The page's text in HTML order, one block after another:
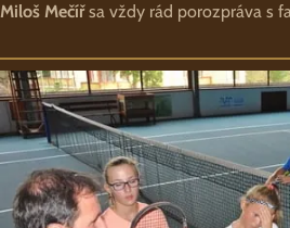
Miloš Mečířsa vždy rád porozpráva s